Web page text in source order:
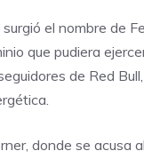
el nombre de
que pudiera
de Red
donde se acusa